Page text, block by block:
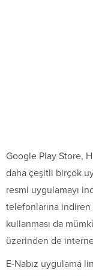
Google Play Store,
daha çeşitli birçok
resmi uygulamayı
telefonlarına indiren
kullanması da
üzerinden de
E-Nabız uygulama